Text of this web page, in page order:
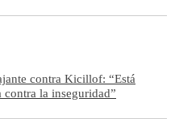
contra Kicillof: “Está
la inseguridad”